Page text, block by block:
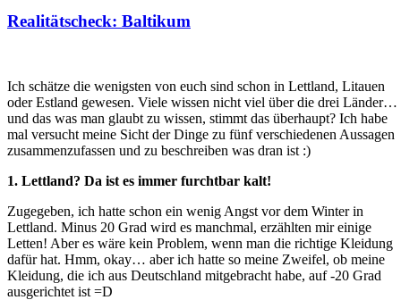
Realitätscheck: Baltikum
Ich schätze die wenigsten von euch sind schon in Lettland, Litauen
oder Estland gewesen. Viele wissen nicht viel über die drei Länder…
und das was man glaubt zu wissen, stimmt das überhaupt? Ich habe
mal versucht meine Sicht der Dinge zu fünf verschiedenen Aussagen
zusammenzufassen und zu beschreiben was dran ist :)
1. Lettland? Da ist es immer furchtbar kalt!
Zugegeben, ich hatte schon ein wenig Angst vor dem Winter in
Lettland. Minus 20 Grad wird es manchmal, erzählten mir einige
Letten! Aber es wäre kein Problem, wenn man die richtige Kleidung
dafür hat. Hmm, okay… aber ich hatte so meine Zweifel, ob meine
Kleidung, die ich aus Deutschland mitgebracht habe, auf -20 Grad
ausgerichtet ist =D